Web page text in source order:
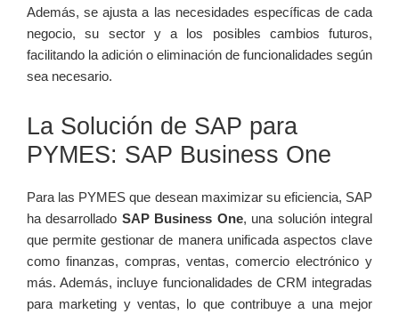
Además, se ⁤ajusta a las necesidades específicas de cada
negocio, su‍ sector y a los ⁣posibles cambios futuros,
facilitando⁤ la adición o eliminación de funcionalidades según
sea necesario.
La Solución de SAP para
PYMES: SAP Business ⁤One
Para las PYMES que desean maximizar su⁢ eficiencia, SAP
ha desarrollado SAP Business One, una solución integral
que permite gestionar de manera unificada aspectos clave
como finanzas, compras, ⁤ventas, comercio electrónico y
más.⁢ Además, incluye funcionalidades de CRM⁢ integradas
para marketing y ventas, lo ⁢que contribuye a una mejor⁤